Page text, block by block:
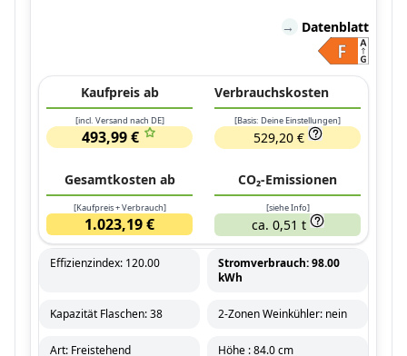
→ Datenblatt
Kaufpreis ab
[incl. Versand nach DE]
493,99 €
Verbrauchskosten
[Basis: Deine Einstellungen]
529,20 €
Gesamtkosten ab
[Kaufpreis + Verbrauch]
1.023,19 €
CO₂-Emissionen
[siehe Info]
ca. 0,51 t
Effizienzindex: 120.00
Stromverbrauch: 98.00
kWh
Kapazität Flaschen: 38 2-Zonen Weinkühler: nein
Art: Freistehend Höhe : 84.0 cm